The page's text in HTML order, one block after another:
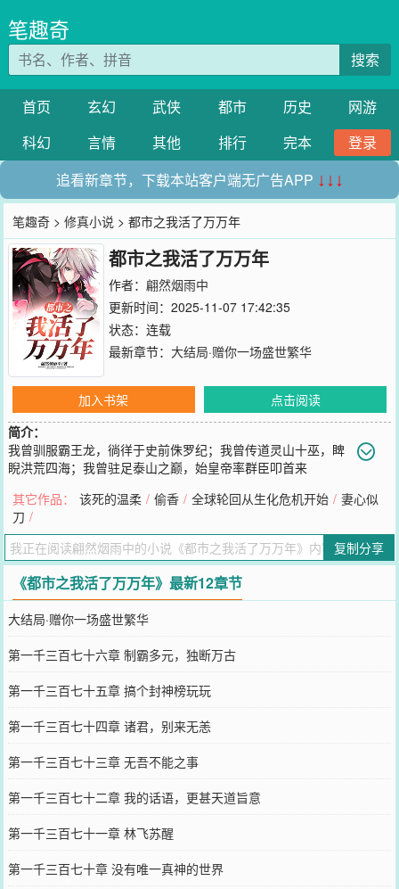
笔趣奇
搜索
首页 玄幻 武侠 都市 历史
网游
科幻
言情 其他 排行 完本
登录
追看新章节，下载本站客户端无广告APP ↓↓↓
笔趣奇 >修真小说 > 都市之我活了万万年
都市之我活了万万年
作者： 翩然烟雨中
更新时间：2025-11-07 17:42:35
状态：连载
最新章节： 大结局·赠你一场盛世繁华
加入书架
点击阅读
简介：
我曾驯服霸王龙，徜徉于史前侏罗纪；我曾传道灵山十巫，睥
睨洪荒四海；我曾驻足泰山之巅，始皇帝率群臣叩首来
年，不败天地间！
您要是觉得《
和微博微信里的朋友推荐哦！
其它作品： 该死的温柔 / 偷香 / 全球轮回从生化危机开始 / 妻心似
刀 /
复制分享
《都市之我活了万万年》最新12章节
大结局·赠你一场盛世繁华
第一千三百七十六章 制霸多元，独断万古
第一千三百七十五章 搞个封神榜玩玩
第一千三百七十四章 诸君，别来无恙
第一千三百七十三章 无吾不能之事
第一千三百七十二章 我的话语，更甚天道旨意
第一千三百七十一章 林飞苏醒
第一千三百七十章 没有唯一真神的世界